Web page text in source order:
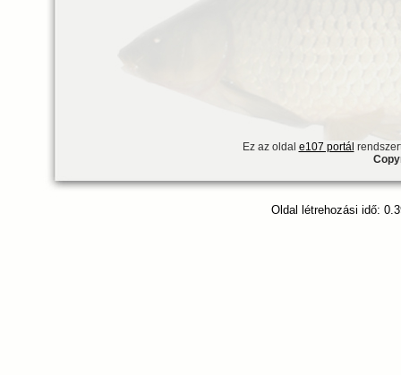
Ez az oldal e107 portál
Oldal létrehozási idő: